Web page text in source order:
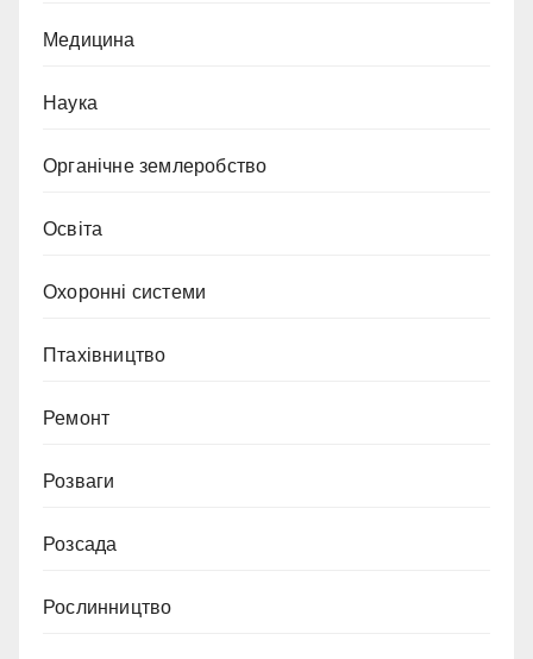
Медицина
Наука
Органічне землеробство
Освіта
Охоронні системи
Птахівництво
Ремонт
Розваги
Розсада
Рослинництво